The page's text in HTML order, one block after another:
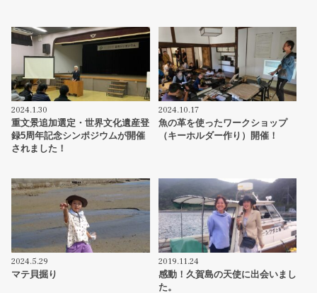
2024.1.30
重文景追加選定・世界文化遺産登
録5周年記念シンポジウムが開催
されました！
2024.10.17
魚の革を使ったワークショップ
（キーホルダー作り）開催！
2024.5.29
マテ貝掘り
2019.11.24
感動！久賀島の天使に出会いまし
た。